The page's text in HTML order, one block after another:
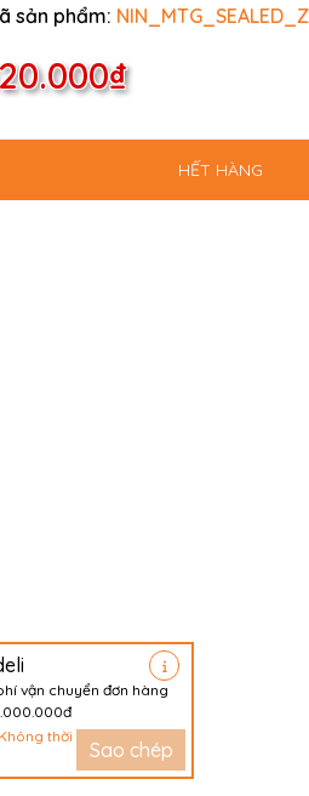
sản phẩm:
HẾT HÀNG
vận chuyển đơn hàng
thời
Sao chép